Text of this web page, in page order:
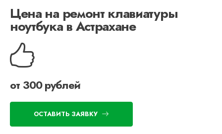
Цена на ремонт клавиатуры
ноутбука в Астрахане
от 300 рублей
ОСТАВИТЬ ЗАЯВКУ